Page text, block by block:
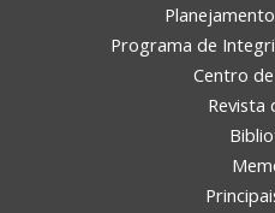
Programa de
Centro
Revista